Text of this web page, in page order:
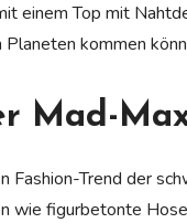
einem Top mit
Planeten kommen
Mad-
Fashion-Trend der
wie figurbetonte